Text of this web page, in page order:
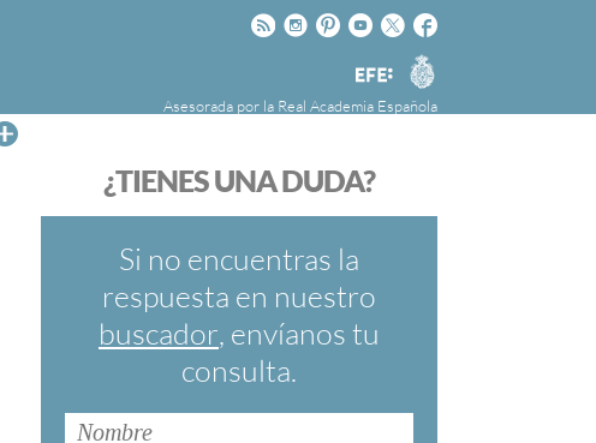
Facebook
Twitter
Youtube
Pinteres
Instagram
Rss
Agencia
EFE
Asesorada por la Real Academia Española
FundéuRAE es una fundación patrocinada por
cuyo objetivo es colaborar con el buen uso del
español en los medios de comunicación y en
Internet.
¿TIENES UNA DUDA?
Si no encuentras la
respuesta en nuestro
buscador, envíanos tu
consulta.